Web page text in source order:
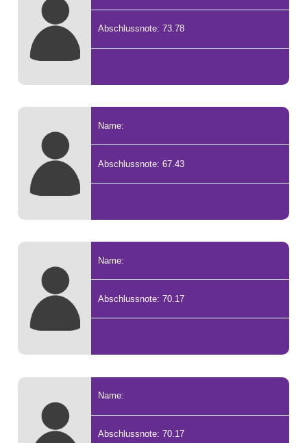
Abschlussnote: 73.78
Name:
Abschlussnote: 67.43
Name:
Abschlussnote: 70.17
Name:
Abschlussnote: 70.17